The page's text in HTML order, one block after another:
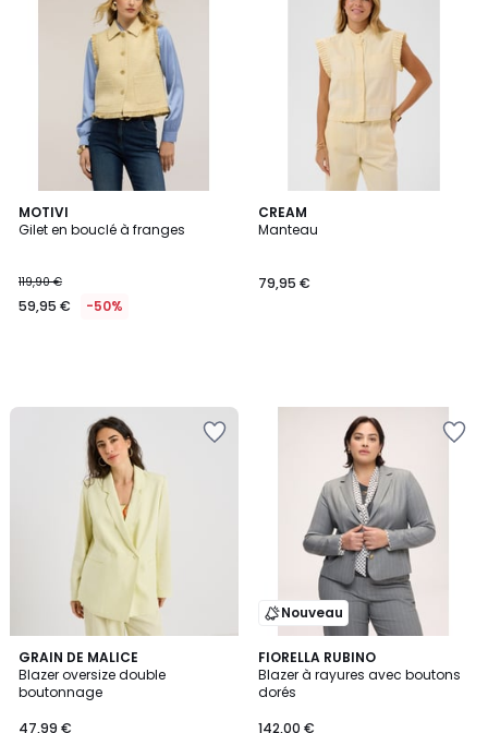
MOTIVI
Gilet en bouclé à franges
119,90 €
59,95 € -50%
CREAM
Manteau
79,95 €
GRAIN DE MALICE
Blazer oversize double
boutonnage
47,99 €
Nouveau
FIORELLA RUBINO
Blazer à rayures avec boutons
dorés
142,00 €